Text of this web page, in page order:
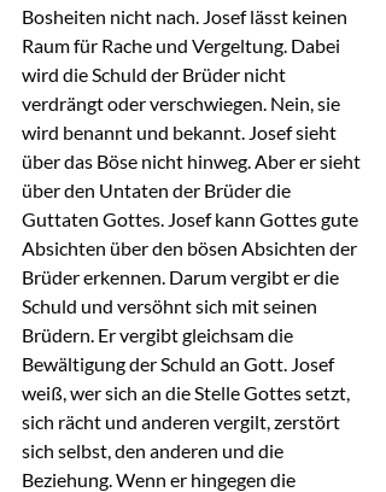
Bosheiten nicht nach. Josef lässt keinen
Raum für Rache und Vergeltung. Dabei
wird die Schuld der Brüder nicht
verdrängt oder verschwiegen. Nein, sie
wird benannt und bekannt. Josef sieht
über das Böse nicht hinweg. Aber er sieht
über den Untaten der Brüder die
Guttaten Gottes. Josef kann Gottes gute
Absichten über den bösen Absichten der
Brüder erkennen. Darum vergibt er die
Schuld und versöhnt sich mit seinen
Brüdern. Er vergibt gleichsam die
Bewältigung der Schuld an Gott. Josef
weiß, wer sich an die Stelle Gottes setzt,
sich rächt und anderen vergilt, zerstört
sich selbst, den anderen und die
Beziehung. Wenn er hingegen die